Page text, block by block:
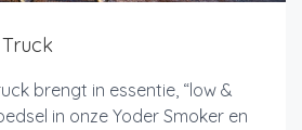
brengt in essentie, “low &
in onze Yoder Smoker en